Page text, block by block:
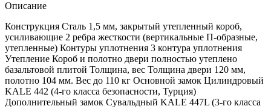
Описание
Конструкция Сталь 1,5 мм, закрытый утепленный короб,
усиливающие 2 ребра жесткости (вертикальные П-образные,
утепленные) Контуры уплотнения 3 контура уплотнения
Утепление Короб и полотно двери полностью утеплено
базальтовой плитой Толщина, вес Толщина двери 120 мм,
полотно 104 мм. Вес до 110 кг Основной замок Цилиндровый
KALE 442 (4-го класса безопасности, Турция)
Дополнительный замок Сувальдный KALE 447L (3-го класса